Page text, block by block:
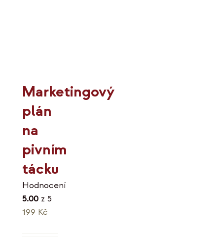
Marketingový
plán
na
pivním
tácku
Hodnocení
5.00 z 5
199 Kč